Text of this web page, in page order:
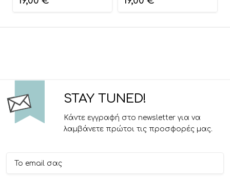
Riniotis
STAY TUNED!
Κάντε εγγραφή στο newsletter για να
λαμβάνετε πρώτοι τις προσφορές μας.